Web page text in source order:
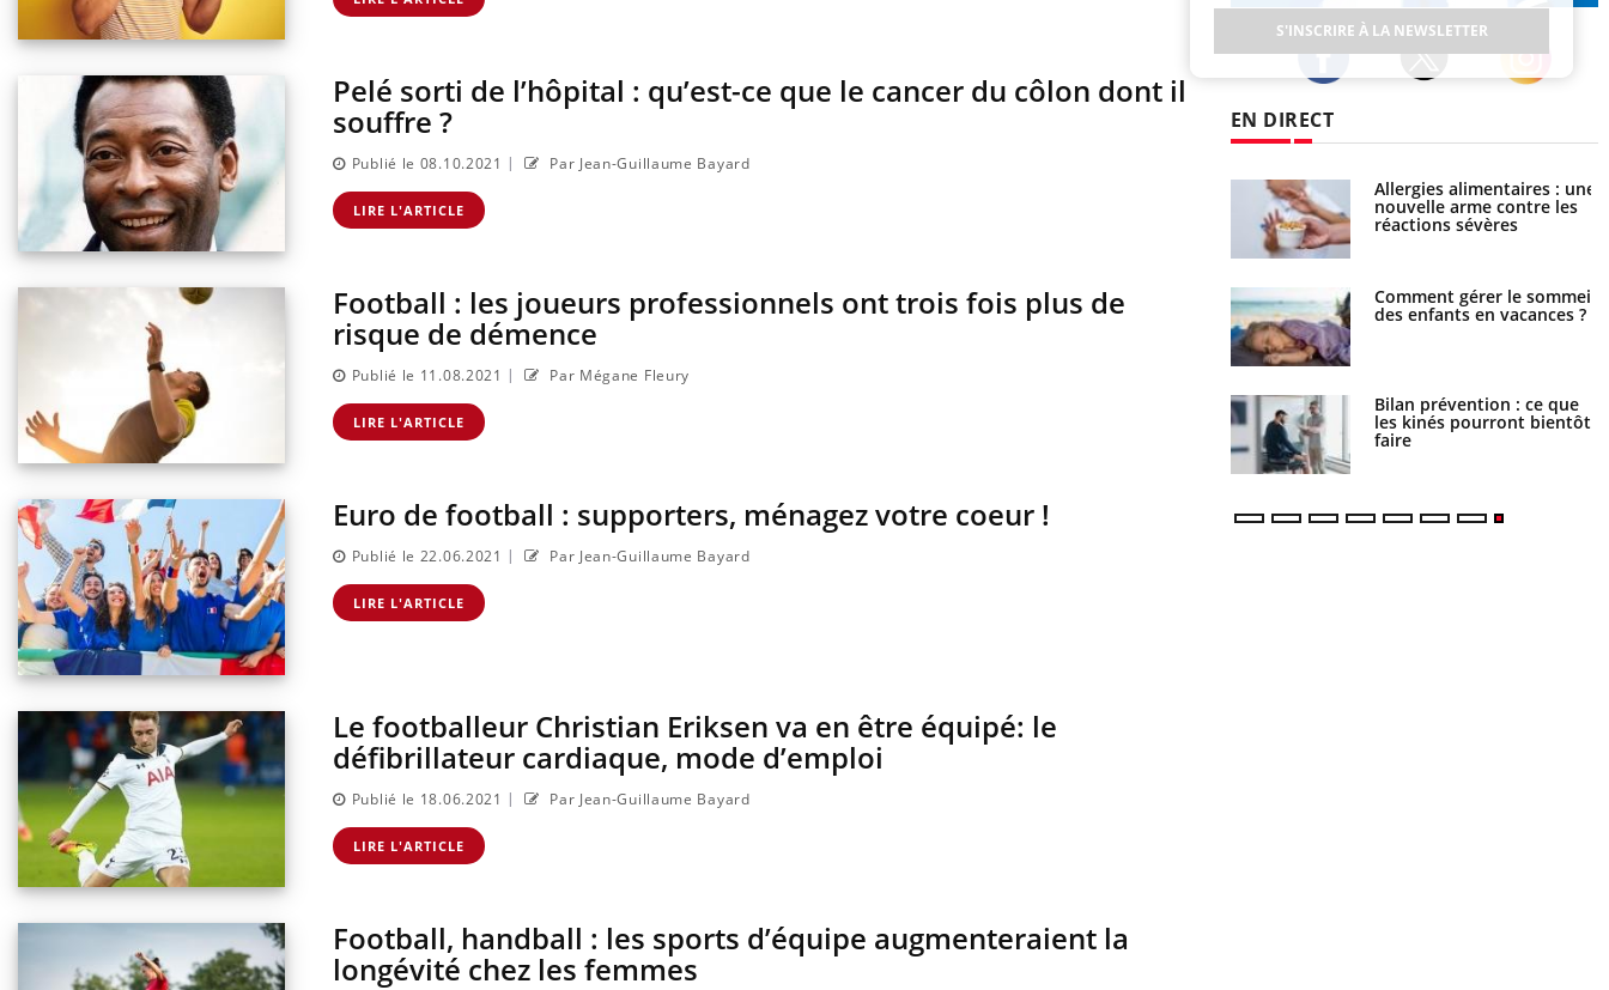
Pelé sorti de l’hôpital : qu’est-ce que le cancer du côlon dont il
souffre ?
Publié le 08.10.2021 | Par Jean-Guillaume Bayard
LIRE L'ARTICLE
Football : les joueurs professionnels ont trois fois plus de
risque de démence
Publié le 11.08.2021 | Par Mégane Fleury
LIRE L'ARTICLE
Euro de football : supporters, ménagez votre coeur !
Publié le 22.06.2021 | Par Jean-Guillaume Bayard
LIRE L'ARTICLE
Le footballeur Christian Eriksen va en être équipé: le
défibrillateur cardiaque, mode d’emploi
Publié le 18.06.2021 | Par Jean-Guillaume Bayard
LIRE L'ARTICLE
Football, handball : les sports d’équipe augmenteraient la
longévité chez les femmes
EN DIRECT
: ce qui
la prise en
t-elle de
se profile-t-
Pourquoi votre ventre
gâche-t-il les premiers
jours de vos vacances ?
Fortes chaleurs : pourquoi
le risque de noyade
grimpe-t-il ?
Le Viagra pourrait-il freiner
la propagation du cancer ?
Grossesse et chaleur : ce
que dit la science
Mordue par un barracuda,
une petite fille secourue
Allergies alimentaires : une
nouvelle arme contre les
réactions sévères
Comment gérer le sommeil
des enfants en vacances ?
Bilan prévention : ce que
les kinés pourront bientôt
faire
S'INSCRIRE À LA NEWSLETTER